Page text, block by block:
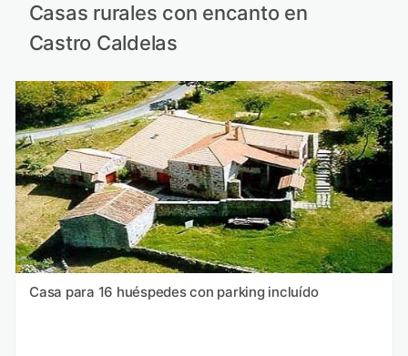
Casas rurales con encanto en
Castro Caldelas
Casa para 16 huéspedes con parking incluído